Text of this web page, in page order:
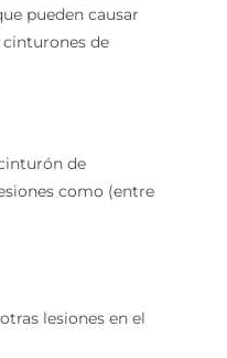
pueden causar
de
de
como (entre
lesiones en el